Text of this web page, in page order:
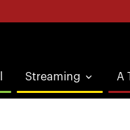
Streaming A